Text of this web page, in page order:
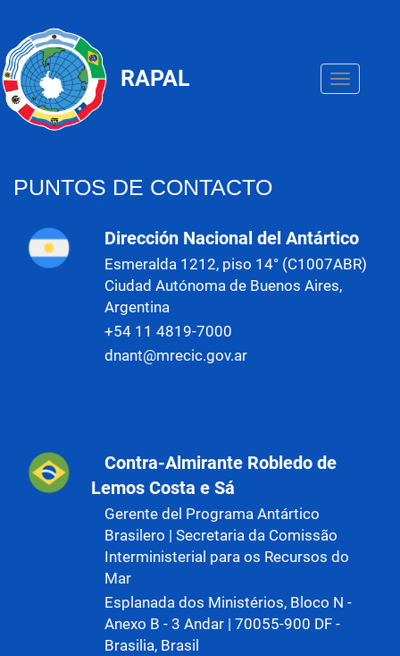
contenido
principal
RAPAL
Toggle
navigation
PUNTOS DE CONTACTO
Dirección Nacional del Antártico
Esmeralda 1212, piso 14° (C1007ABR)
Ciudad Autónoma de Buenos Aires,
Argentina
+54 11 4819-7000
dnant@mrecic.gov.ar
Contra-Almirante Robledo de
Lemos Costa e Sá
Gerente del Programa Antártico
Brasilero | Secretaria da Comissão
Interministerial para os Recursos do
Mar
Esplanada dos Ministérios, Bloco N -
Anexo B - 3 Andar | 70055-900 DF -
Brasilia, Brasil